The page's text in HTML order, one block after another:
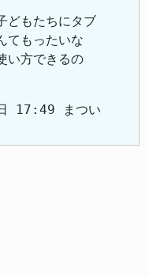
どもたちにタブ
てもったいな
い方できるの
17:49 まつい